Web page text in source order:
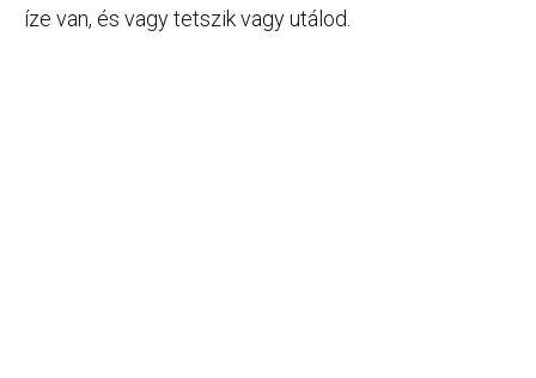
íze van, és vagy tetszik vagy utálod.